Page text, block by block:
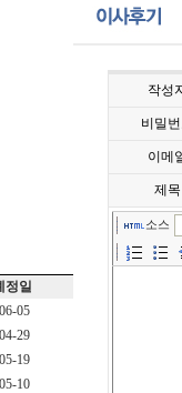
정일
05
29
19
10
작성
비밀
이메
제목
소스